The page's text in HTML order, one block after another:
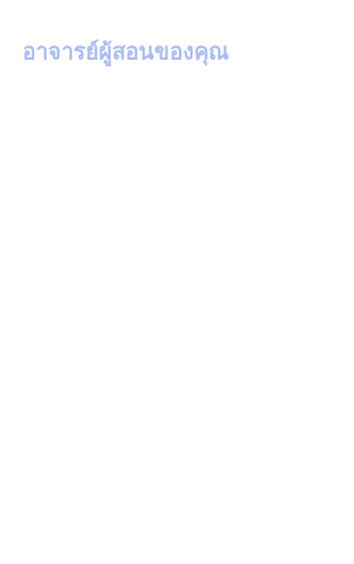
อาจารย์ผู้สอนของคุณ